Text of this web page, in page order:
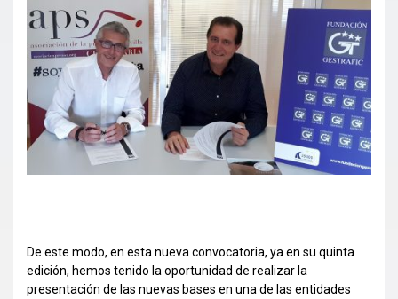
De este modo, en esta nueva convocatoria, ya en su quinta
edición, hemos tenido la oportunidad de realizar la
presentación de las nuevas bases en una de las entidades